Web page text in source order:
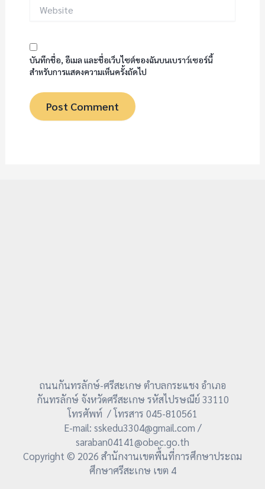
บันทึกชื่อ, อีเมล และชื่อเว็บไซต์ของฉันบนเบราว์เซอร์นี้
สำหรับการแสดงความเห็นครั้งถัดไป
ถนนกันทรลักษ์-ศรีสะเกษ ตำบลกระแชง อำเภอ
กันทรลักษ์ จังหวัดศรีสะเกษ รหัสไปรษณีย์ 33110
โทรศัพท์ / โทรสาร 045-810561
E-mail: sskedu3304@gmail.com /
saraban04141@obec.go.th
Copyright © 2026 สำนักงานเขตพื้นที่การศึกษาประถม
ศึกษาศรีสะเกษ เขต 4